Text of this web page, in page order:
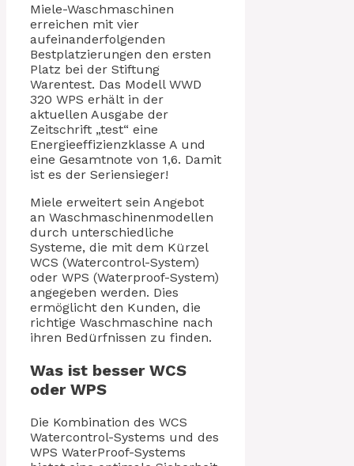
Miele-Waschmaschinen
erreichen mit vier
aufeinanderfolgenden
Bestplatzierungen den ersten
Platz bei der Stiftung
Warentest. Das Modell WWD
320 WPS erhält in der
aktuellen Ausgabe der
Zeitschrift „test“ eine
Energieeffizienzklasse A und
eine Gesamtnote von 1,6. Damit
ist es der Seriensieger!
Miele erweitert sein Angebot
an Waschmaschinenmodellen
durch unterschiedliche
Systeme, die mit dem Kürzel
WCS (Watercontrol-System)
oder WPS (Waterproof-System)
angegeben werden. Dies
ermöglicht den Kunden, die
richtige Waschmaschine nach
ihren Bedürfnissen zu finden.
Was ist besser WCS
oder WPS
Die Kombination des WCS
Watercontrol-Systems und des
WPS WaterProof-Systems